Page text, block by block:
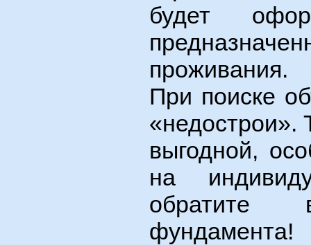
будет
проживания.
При поиске
«недострои».
выгодной,
на
обратите
фундамента!